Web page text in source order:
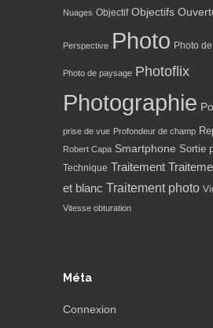
Nuages Objectif Objectifs
Perspective Photo Photo
Photo de paysage Photoflix
Photographie
prise de vue Profondeur de champ
Robert Capa Smartphone Sortie
Technique Traitement
et blanc Traitement photo
Vitesse obturation
Méta
Connexion